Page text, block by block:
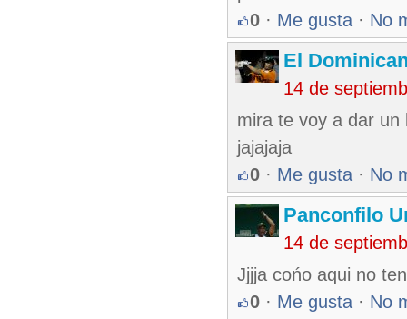
0 · Me gusta · No
El
14 de
mira te voy a dar un
jajajaja
0 · Me gusta · No
Panconfilo
14 de
Jjjja cońo aqui no
0 · Me gusta · No